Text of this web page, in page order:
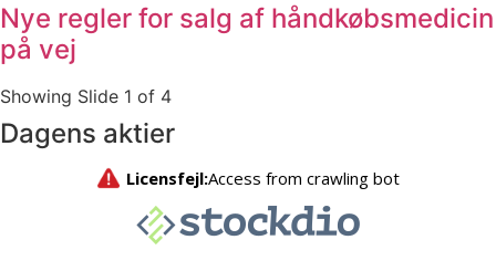
Nye regler for salg af håndkøbsmedicin
på vej
Showing Slide 1 of 4
Dagens aktier